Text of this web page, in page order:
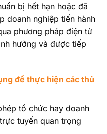
bị hết hạn hoặc đã
doanh nghiệp tiến hành
phương pháp điện tử
hưởng và được tiếp
để thực hiện các thủ
tổ chức hay doanh
tuyến quan trọng